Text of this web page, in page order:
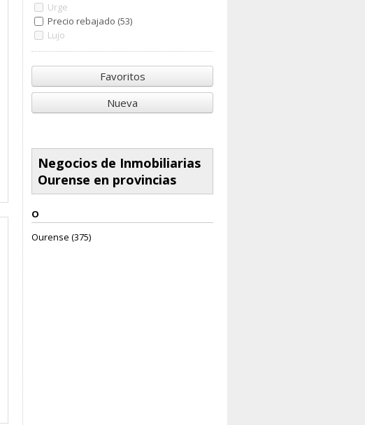
Urge
Precio rebajado (53)
Lujo
Favoritos
Nueva
Negocios de Inmobiliarias
Ourense en provincias
O
Ourense (375)